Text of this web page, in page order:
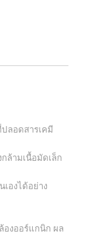
ปลอดสารเคมี
กล้ามเนื้อมัดเล็ก
องได้อย่าง
องออร์แกนิก ผล